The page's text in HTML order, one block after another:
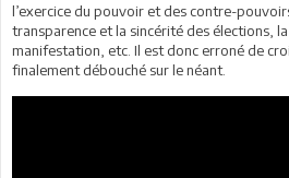
l’exercice du pouvoir et des contre-
transparence et la sincérité des élections,
manifestation, etc. Il est donc erroné de
finalement débouché sur le néant.